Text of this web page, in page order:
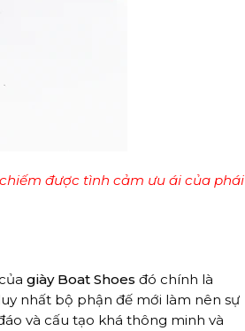
được tình cảm ưu ái của phái
giày Boat Shoes đó chính là
nhất bộ phận đế mới làm nên sự
và cấu tạo khá thông minh và